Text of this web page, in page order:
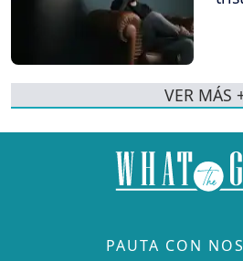
VER MÁS
PAUTA CON